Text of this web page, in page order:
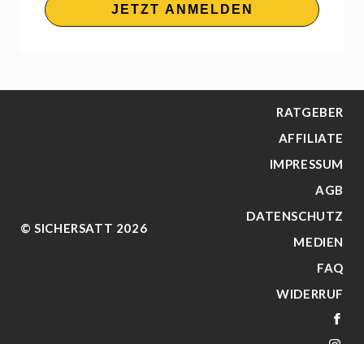
JETZT ANMELDEN
© SICHERSATT 2026
RATGEBER
AFFILIATE
IMPRESSUM
AGB
DATENSCHUTZ
MEDIEN
FAQ
WIDERRUF